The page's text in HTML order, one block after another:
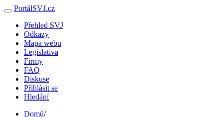
PortálSVJ.cz
Přehled SVJ
Odkazy
Mapa webu
Legislativa
Firmy
FAQ
Diskuse
Přihlásit se
Hledání
Domů/